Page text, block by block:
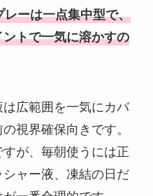
レーは一点集中型で、
トで一気に溶かすの
広範囲を一気にカバ
視界確保向きです。
が、毎朝使うには正
ャー液、凍結の日だ